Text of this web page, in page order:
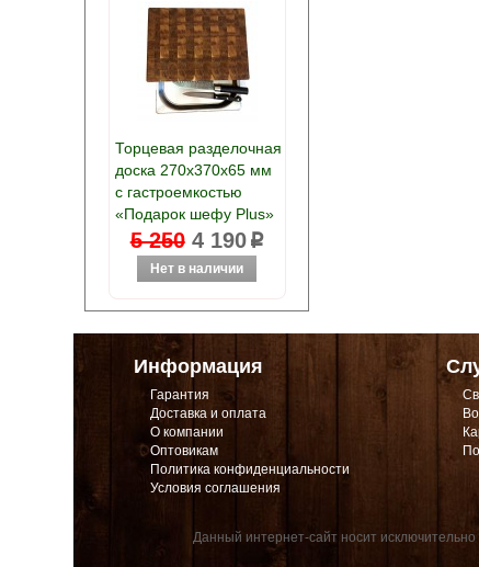
Торцевая разделочная
доска 270х370х65 мм
с гастроемкостью
«Подарок шефу Plus»
5 250 4 190p
Информация
Гарантия
Доставка и оплата
О компании
Оптовикам
Политика конфиденциальности
Условия соглашения
Данный интернет-сайт носит